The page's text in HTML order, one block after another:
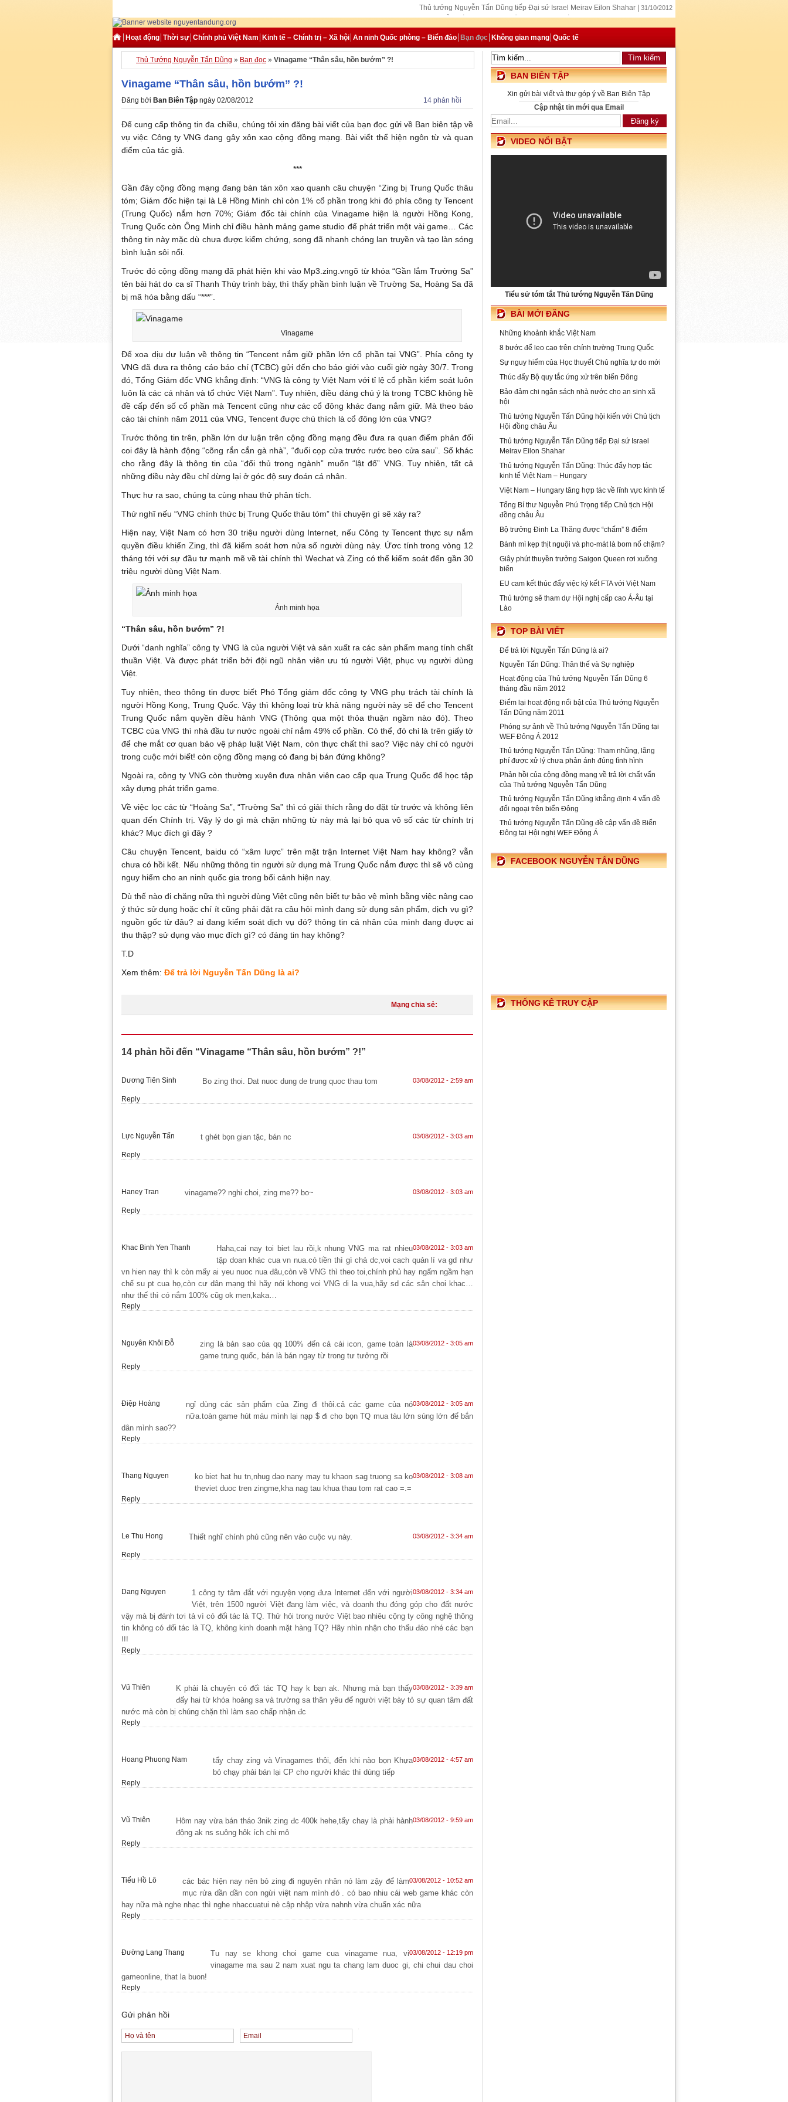
Thủ tướng Nguyễn Tấn Dũng tiếp Đại sứ Israel Meirav Eilon Shahar | 31/10/2012
Thủ tướng Nguyễn Tấn Dũng: Thúc đẩy hợp tác kinh tế Việt Nam – Hungary |31/10/2012
Thủ tướng sẽ tham dự Hội nghị cấp cao Á-Âu tại Lào |31/10/2012
Hoạt động Thời sự Chính phủ Việt Nam Kinh tế – Chính trị – Xã hội An ninh Quốc phòng – Biển đảo Bạn đọc Không gian mạng Quốc tế
Thủ Tướng Nguyễn Tấn Dũng » Bạn đọc » Vinagame “Thân sâu, hồn bướm” ?!
Vinagame “Thân sâu, hồn bướm” ?!
Đăng bởi Ban Biên Tập ngày 02/08/2012 14 phản hồi
Để cung cấp thông tin đa chiều, chúng tôi xin đăng bài viết của bạn đọc gửi về Ban biên tập về
vụ việc Công ty VNG đang gây xôn xao cộng đồng mạng. Bài viết thể hiện ngôn từ và quan
điểm của tác giả.
***
Gần đây cộng đồng mạng đang bàn tán xôn xao quanh câu chuyện “Zing bị Trung Quốc thâu
tóm; Giám đốc hiện tại là Lê Hồng Minh chỉ còn 1% cổ phần trong khi đó phía công ty Tencent
(Trung Quốc) nắm hơn 70%; Giám đốc tài chính của Vinagame hiện là người Hồng Kong,
Trung Quốc còn Ông Minh chỉ điều hành mảng game studio để phát triển một vài game… Các
thông tin này mặc dù chưa được kiểm chứng, song đã nhanh chóng lan truyền và tạo làn sóng
bình luận sôi nổi.
Trước đó cộng đồng mạng đã phát hiện khi vào Mp3.zing.vngõ từ khóa “Gần lắm Trường Sa”
tên bài hát do ca sĩ Thanh Thúy trình bày, thì thấy phần bình luận về Trường Sa, Hoàng Sa đã
bị mã hóa bằng dấu “***”.
Vinagame
Để xoa dịu dư luận về thông tin “Tencent nắm giữ phần lớn cổ phần tại VNG”. Phía công ty
VNG đã đưa ra thông cáo báo chí (TCBC) gửi đến cho báo giới vào cuối giờ ngày 30/7. Trong
đó, Tổng Giám đốc VNG khẳng định: “VNG là công ty Việt Nam với tỉ lệ cổ phần kiểm soát luôn
luôn là các cá nhân và tổ chức Việt Nam”. Tuy nhiên, điều đáng chú ý là trong TCBC không hề
đề cấp đến số cổ phần mà Tencent cũng như các cổ đông khác đang nắm giữ. Mà theo báo
cáo tài chính năm 2011 của VNG, Tencent được chú thích là cổ đông lớn của VNG?
Trước thông tin trên, phần lớn dư luận trên cộng đồng mạng đều đưa ra quan điểm phản đối
coi đây là hành động “cõng rắn cắn gà nhà”, “đuổi cọp cửa trước rước beo cửa sau”. Số khác
cho rằng đây là thông tin của “đối thủ trong ngành” muốn “lật đổ” VNG. Tuy nhiên, tất cả
những điều này đều chỉ dừng lại ở góc độ suy đoán cá nhân.
Thực hư ra sao, chúng ta cùng nhau thử phân tích.
Thử nghĩ nếu “VNG chính thức bị Trung Quốc thâu tóm” thì chuyện gì sẽ xảy ra?
Hiện nay, Việt Nam có hơn 30 triệu người dùng Internet, nếu Công ty Tencent thực sự nắm
quyền điều khiển Zing, thì đã kiểm soát hơn nửa số người dùng này. Ứơc tính trong vòng 12
tháng tới với sự đầu tư mạnh mẽ về tài chính thì Wechat và Zing có thể kiểm soát đến gần 30
triệu người dùng Việt Nam.
Ảnh minh họa
“Thân sâu, hồn bướm” ?!
Dưới “danh nghĩa” công ty VNG là của người Việt và sản xuất ra các sản phẩm mang tính chất
thuần Việt. Và được phát triển bởi đội ngũ nhân viên ưu tú người Việt, phục vụ người dùng
Việt.
Tuy nhiên, theo thông tin được biết Phó Tổng giám đốc công ty VNG phụ trách tài chính là
người Hồng Kong, Trung Quốc. Vậy thì không loại trừ khả năng người này sẽ để cho Tencent
Trung Quốc nắm quyền điều hành VNG (Thông qua một thỏa thuận ngầm nào đó). Theo
TCBC của VNG thì nhà đầu tư nước ngoài chỉ nắm 49% cổ phần. Có thể, đó chỉ là trên giấy tờ
để che mắt cơ quan bảo vệ pháp luật Việt Nam, còn thực chất thì sao? Việc này chỉ có người
trong cuộc mới biết! còn cộng đồng mạng có đang bị bán đứng không?
Ngoài ra, công ty VNG còn thường xuyên đưa nhân viên cao cấp qua Trung Quốc để học tập
xây dựng phát triển game.
Về việc lọc các từ “Hoàng Sa”, “Trường Sa” thì có giải thích rằng do đặt từ trước và không liên
quan đến Chính trị. Vậy lý do gì mà chặn những từ này mà lại bỏ qua vô số các từ chính trị
khác? Mục đích gì đây ?
Câu chuyện Tencent, baidu có “xâm lược” trên mặt trận Internet Việt Nam hay không? vẫn
chưa có hồi kết. Nếu những thông tin người sử dụng mà Trung Quốc nắm được thì sẽ vô cùng
nguy hiểm cho an ninh quốc gia trong bối cảnh hiện nay.
Dù thế nào đi chăng nữa thì người dùng Việt cũng nên biết tự bảo vệ mình bằng việc nâng cao
ý thức sử dụng hoặc chí ít cũng phải đặt ra câu hỏi mình đang sử dụng sản phẩm, dịch vụ gì?
nguồn gốc từ đâu? ai đang kiểm soát dịch vụ đó? thông tin cá nhân của mình đang được ai
thu thập? sử dụng vào mục đích gì? có đáng tin hay không?
T.D
Xem thêm: Để trả lời Nguyễn Tấn Dũng là ai?
Mạng chia sẻ:
14 phản hồi đến “Vinagame “Thân sâu, hồn bướm” ?!”
Dương Tiên Sinh 03/08/2012 - 2:59 am
Bo zing thoi. Dat nuoc dung de trung quoc thau tom
Reply
Lực Nguyễn Tấn 03/08/2012 - 3:03 am
t ghét bọn gian tặc, bán nc
Reply
Haney Tran 03/08/2012 - 3:03 am
vinagame?? nghi choi, zing me?? bo~
Reply
Khac Binh Yen Thanh 03/08/2012 - 3:03 am
Haha,cai nay toi biet lau rồi,k nhung VNG ma rat nhieu
tập doan khác cua vn nua.có tiền thì gì chả dc,voi cach quản lí va gd như
vn hien nay thì k còn mấy ai yeu nuoc nua đâu,còn về VNG thì theo toi,chính phủ hay ngấm ngầm hạn
chế su pt cua họ,còn cư dân mạng thì hãy nói khong voi VNG di la vua,hãy sd các sân choi khac…
như thế thì có nắm 100% cũg ok men,kaka…
Reply
Nguyên Khôi Đỗ 03/08/2012 - 3:05 am
zing là bản sao của qq 100% đến cả cái icon, game toàn là
game trung quốc, bán là bán ngay từ trong tư tưởng rồi
Reply
Điệp Hoàng 03/08/2012 - 3:05 am
ngỉ dùng các sản phẩm của Zing đi thôi.cả các game của nó
nữa.toàn game hút máu mình lại nạp $ đi cho bọn TQ mua tàu lớn súng lớn để bắn
dân mình sao??
Reply
Thang Nguyen 03/08/2012 - 3:08 am
ko biet hat hu tn,nhug dao nany may tu khaon sag truong sa ko
theviet duoc tren zingme,kha nag tau khua thau tom rat cao =.=
Reply
Le Thu Hong 03/08/2012 - 3:34 am
Thiết nghĩ chính phủ cũng nên vào cuộc vụ này.
Reply
Dang Nguyen 03/08/2012 - 3:34 am
1 công ty tâm đắt với nguyện vọng đưa Internet đến với người
Việt, trên 1500 người Việt đang làm việc, và doanh thu đóng góp cho đất nước
vậy mà bị đánh tơi tả vì có đối tác là TQ. Thử hỏi trong nước Việt bao nhiêu cộng ty công nghệ thông
tin không có đối tác là TQ, không kinh doanh mặt hàng TQ? Hãy nhìn nhận cho thấu đáo nhé các bạn
!!!
Reply
Vũ Thiên 03/08/2012 - 3:39 am
K phải là chuyện có đối tác TQ hay k bạn ak. Nhưng mà bạn thấy
đấy hai từ khóa hoàng sa và trường sa thân yêu để người việt bày tỏ sự quan tâm đất
nước mà còn bị chúng chặn thì làm sao chấp nhận đc
Reply
Hoang Phuong Nam 03/08/2012 - 4:57 am
tẩy chay zing và Vinagames thôi, đến khi nào bọn Khựa
bỏ chạy phải bán lại CP cho người khác thì dùng tiếp
Reply
Vũ Thiên 03/08/2012 - 9:59 am
Hôm nay vừa bán tháo 3nik zing đc 400k hehe,tẩy chay là phải hành
động ak ns suông hôk ích chi mô
Reply
Tiểu Hồ Lô 03/08/2012 - 10:52 am
các bác hiện nay nên bỏ zing đi nguyên nhân nó làm zậy để làm
mục rửa dần dần con ngừi việt nam mình đó . có bao nhiu cái web game khác còn
hay nữa mà nghe nhạc thì nghe nhaccuatui nè cập nhập vừa nahnh vừa chuẩn xác nữa
Reply
Đường Lang Thang 03/08/2012 - 12:19 pm
Tu nay se khong choi game cua vinagame nua, vi
vinagame ma sau 2 nam xuat ngu ta chang lam duoc gi, chi chui dau choi
gameonline, that la buon!
Reply
Gửi phản hồi
BAN BIÊN TẬP
Xin gửi bài viết và thư góp ý về Ban Biên Tập
Cập nhật tin mới qua Email
VIDEO NỔI BẬT
Tiểu sử tóm tắt Thủ tướng Nguyễn Tấn Dũng
BÀI MỚI ĐĂNG
Những khoảnh khắc Việt Nam
8 bước để leo cao trên chính trường Trung Quốc
Sự nguy hiểm của Học thuyết Chủ nghĩa tự do mới
Thúc đẩy Bộ quy tắc ứng xử trên biển Đông
Bảo đảm chi ngân sách nhà nước cho an sinh xã
hội
Thủ tướng Nguyễn Tấn Dũng hội kiến với Chủ tịch
Hội đồng châu Âu
Thủ tướng Nguyễn Tấn Dũng tiếp Đại sứ Israel
Meirav Eilon Shahar
Thủ tướng Nguyễn Tấn Dũng: Thúc đẩy hợp tác
kinh tế Việt Nam – Hungary
Việt Nam – Hungary tăng hợp tác về lĩnh vực kinh tế
Tổng Bí thư Nguyễn Phú Trọng tiếp Chủ tịch Hội
đồng châu Âu
Bộ trưởng Đinh La Thăng được “chấm” 8 điểm
Bánh mì kẹp thịt nguội và pho-mát là bom nổ chậm?
Giây phút thuyền trưởng Saigon Queen rơi xuống
biển
EU cam kết thúc đẩy việc ký kết FTA với Việt Nam
Thủ tướng sẽ tham dự Hội nghị cấp cao Á-Âu tại
Lào
TOP BÀI VIẾT
Để trả lời Nguyễn Tấn Dũng là ai?
Nguyễn Tấn Dũng: Thân thế và Sự nghiệp
Hoạt động của Thủ tướng Nguyễn Tấn Dũng 6
tháng đầu năm 2012
Điểm lại hoạt động nổi bật của Thủ tướng Nguyễn
Tấn Dũng năm 2011
Phóng sự ảnh về Thủ tướng Nguyễn Tấn Dũng tại
WEF Đông Á 2012
Thủ tướng Nguyễn Tấn Dũng: Tham nhũng, lãng
phí được xử lý chưa phản ánh đúng tình hình
Phản hồi của cộng đồng mạng về trả lời chất vấn
của Thủ tướng Nguyễn Tấn Dũng
Thủ tướng Nguyễn Tấn Dũng khẳng định 4 vấn đề
đối ngoại trên biển Đông
Thủ tướng Nguyễn Tấn Dũng đề cập vấn đề Biển
Đông tại Hội nghị WEF Đông Á
FACEBOOK NGUYỄN TẤN DŨNG
THỐNG KÊ TRUY CẬP